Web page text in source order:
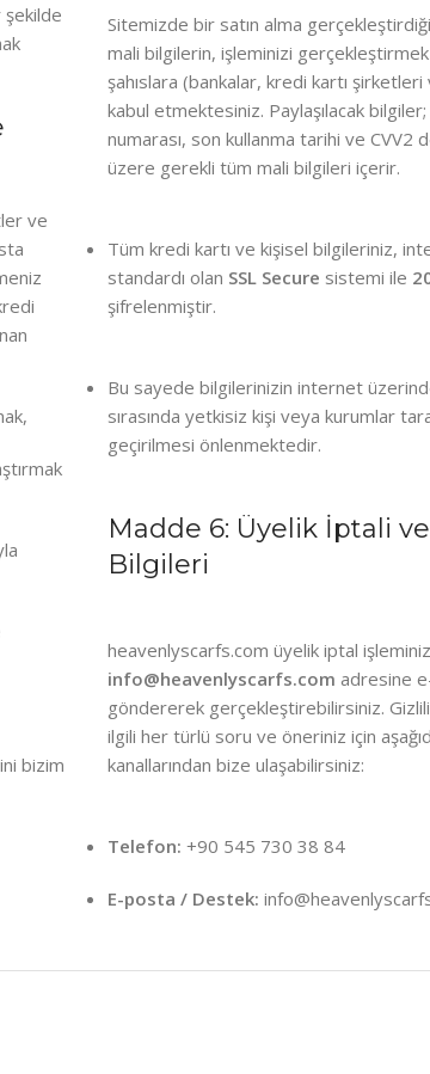
şekilde
ve
bizim
Sitemizde bir satın alma
mali bilgilerin, işleminizi
şahıslara (bankalar, kredi kartı
kabul etmektesiniz. Paylaşılacak
numarası, son kullanma tarihi ve CVV2
üzere gerekli tüm mali bilgileri içerir.
Tüm kredi kartı ve kişisel bilgileriniz,
standardı olan SSL Secure sistemi ile
şifrelenmiştir.
Bu sayede bilgilerinizin internet
sırasında yetkisiz kişi veya kurumlar
geçirilmesi önlenmektedir.
Madde 6: Üyelik İptali
Bilgileri
heavenlyscarfs.com üyelik iptal
info@heavenlyscarfs.com adresine
göndererek gerçekleştirebilirsiniz.
ilgili her türlü soru ve öneriniz için
kanallarından bize ulaşabilirsiniz:
Telefon: +90 545 730 38 84
E-posta / Destek: